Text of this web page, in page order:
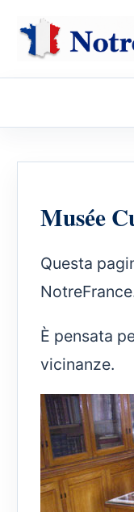
Musée
Questa
È pensata
vicinanze.